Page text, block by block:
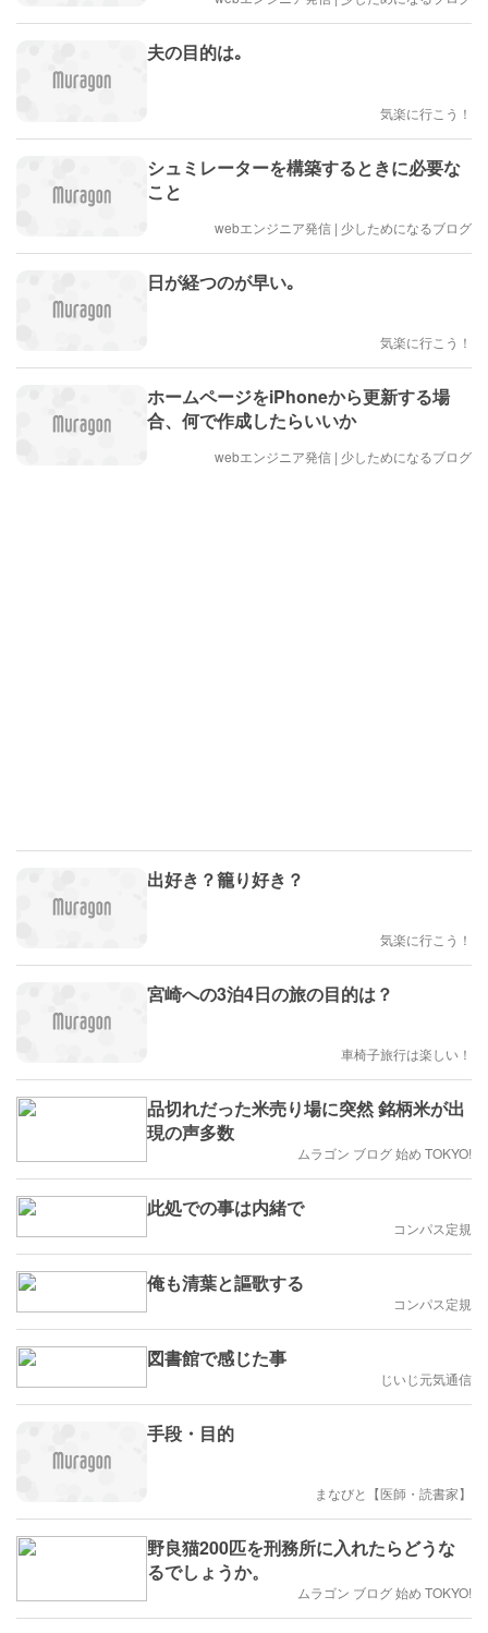
夫の目的は｡
気楽に行こう！
シュミレーターを構築するときに必要な
こと
webエンジニア発信 | 少しためになるブログ
日が経つのが早い｡
気楽に行こう！
ホームページをiPhoneから更新する場
合、何で作成したらいいか
webエンジニア発信 | 少しためになるブログ
出好き？籠り好き？
気楽に行こう！
宮崎への3泊4日の旅の目的は？
車椅子旅行は楽しい！
品切れだった米売り場に突然 銘柄米が出
現の声多数
ムラゴン ブログ 始め TOKYO!
此処での事は内緒で
コンパス定規
俺も清葉と謳歌する
コンパス定規
図書館で感じた事
じいじ元気通信
手段・目的
まなびと【医師・読書家】
野良猫200匹を刑務所に入れたらどうな
るでしょうか。
ムラゴン ブログ 始め TOKYO!